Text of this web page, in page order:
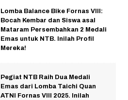
Lomba Balance Bike Fornas VIII:
Bocah Kembar dan Siswa asal
Mataram Persembahkan 2 Medali
Emas untuk NTB. Inilah Profil
Mereka!
Pegiat NTB Raih Dua Medali
Emas dari Lomba Taichi Quan
ATNI Fornas VIII 2025. Inilah